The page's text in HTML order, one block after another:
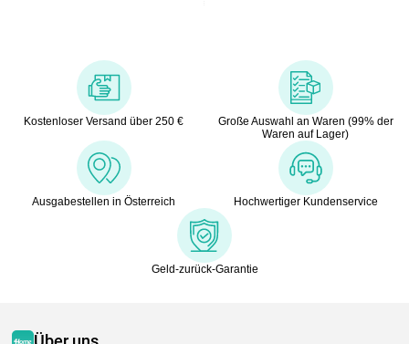
Kostenloser Versand über 250 €
Große Auswahl an Waren (99% der
Waren auf Lager)
Ausgabestellen in Österreich Hochwertiger Kundenservice
Geld-zurück-Garantie